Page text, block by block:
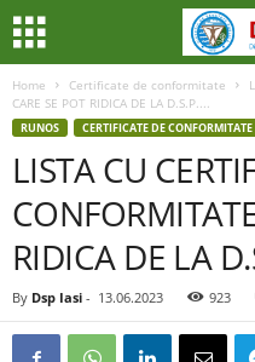
Home Certificate de conformitate
CARE SE POT RIDICA DE LA D.S.P....
RUNOS CERTIFICATE DE CONFORMITATE
LISTA CU
RIDICA DE LA
By Dsp Iasi - 13.06.2023 923